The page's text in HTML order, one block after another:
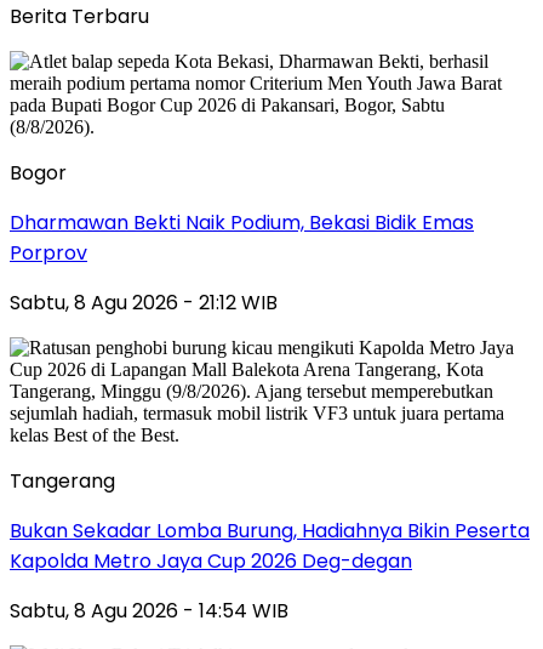
Berita Terbaru
Bogor
Dharmawan Bekti Naik Podium, Bekasi Bidik Emas
Porprov
Sabtu, 8 Agu 2026 - 21:12 WIB
Tangerang
Bukan Sekadar Lomba Burung, Hadiahnya Bikin Peserta
Kapolda Metro Jaya Cup 2026 Deg-degan
Sabtu, 8 Agu 2026 - 14:54 WIB